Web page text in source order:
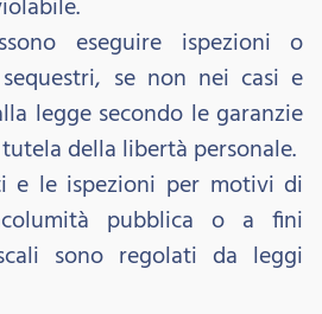
eseguire ispezioni o
se non nei casi e
legge secondo le garanzie
della libertà personale.
e le ispezioni per motivi di
pubblica o a fini
sono regolati da leggi